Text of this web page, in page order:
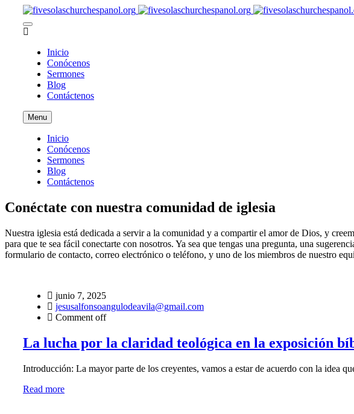
Inicio
Conócenos
Sermones
Blog
Contáctenos
Menu
Inicio
Conócenos
Sermones
Blog
Contáctenos
Conéctate con nuestra comunidad de iglesia
Nuestra iglesia está dedicada a servir a la comunidad y a compartir el amor de Dios, y
para que te sea fácil conectarte con nosotros. Ya sea que tengas una pregunta, una
formulario de contacto, correo electrónico o teléfono, y uno de los miembros de nuestro
junio 7, 2025
jesusalfonsoangulodeavila@gmail.com
Comment off
La lucha por la claridad teológica en la exposición
Introducción: La mayor parte de los creyentes, vamos a estar de acuerdo con la idea
Read more